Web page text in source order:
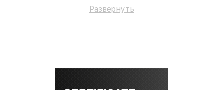
согласования с клиентом.
На все работы и замененные комплектующие
Развернуть